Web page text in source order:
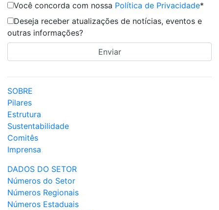
Você concorda com nossa Política de Privacidade*
Deseja receber atualizações de notícias, eventos e
outras informações?
SOBRE
Pilares
Estrutura
Sustentabilidade
Comitês
Imprensa
DADOS DO SETOR
Números do Setor
Números Regionais
Números Estaduais